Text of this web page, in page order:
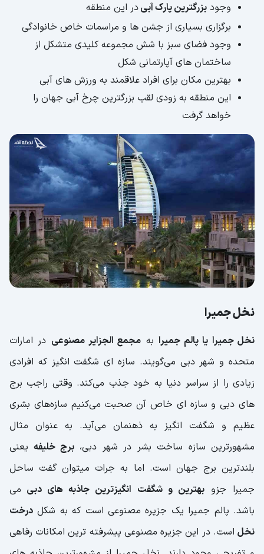
وجود بزرگترین پارک آبیدر این منطقه
برگزاری بسیاری از جشن ها و مراسمات خاص خانوادگی
وجود فضای سبز با شش مجموعه کلیدی متشکل از
ساختمان های آپارتمانی شکل
بهترین مکان برای افراد علاقمند به ورزش های آبی
این منطقه به زودی لقب بزرگترین چرخ آبی جهان را
خواهد گرفت
نخل جمیرا
نخل جمیرا یا پالم جمیرا به مجمع الجزایر مصنوعی در امارات
متحده و شهر دبی می‌گویند. سازه ای شگفت انگیز که افرادی
زیادی را از سراسر دنیا به خود جذب می‌کند. وقتی راجب برج
های دبی و سازه ای خاص آن صحبت می‌کنیم سازه‌های بشری
عظیم و شگفت انگیز به ذهنمان می‌آید. به عنوان مثال
مشهور‌ترین سازه ساخت بشر در شهر دبی،برج خلیفهیعنی
بلندترین برج جهان است. اما به جرات میتوان گفت ساحل
جمیرا جزوبهترین و شگفت انگیزترین جاذبه های دبی می
باشد. پالم جمیرا یک جزیره مصنوعی است که به شکل درخت
نخل است. در این جزیره مصنوعی پیشرفته ترین امکانات رفاهی